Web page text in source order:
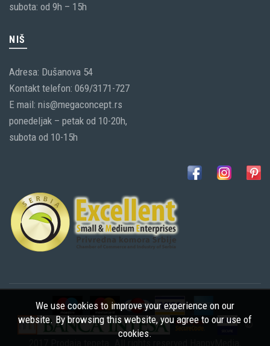
subota: od 9h – 15h
NIŠ
Adresa: Dušanova 54
Kontakt telefon: 069/3171-727
E mail: nis@megaconcept.rs
ponedeljak – petak od 10-20h,
subota od 10-15h
©
We use cookies to improve your experience on our
website. By browsing this website, you agree to our use of
cookies.